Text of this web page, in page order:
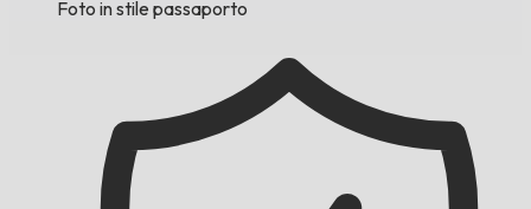
Foto in stile passaporto